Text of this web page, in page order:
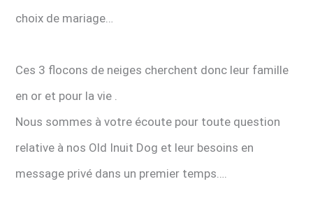
choix de mariage…
Ces 3 flocons de neiges cherchent donc leur famille
en or et pour la vie .
Nous sommes à votre écoute pour toute question
relative à nos Old Inuit Dog et leur besoins en
message privé dans un premier temps….